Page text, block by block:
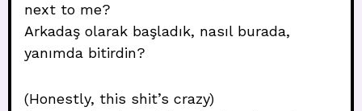
next to me?
Arkadaş olarak başladık, nasıl burada,
yanımda bitirdin?
(Honestly, this shit’s crazy)